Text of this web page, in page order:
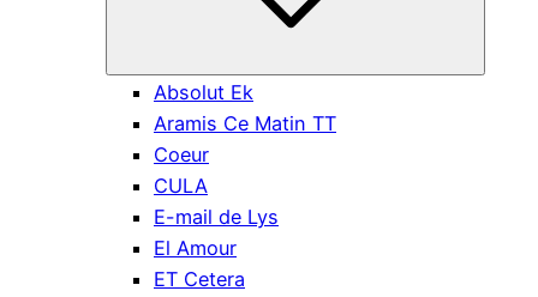
Absolut Ek
Aramis Ce Matin TT
Coeur
CULA
E-mail de Lys
El Amour
ET Cetera